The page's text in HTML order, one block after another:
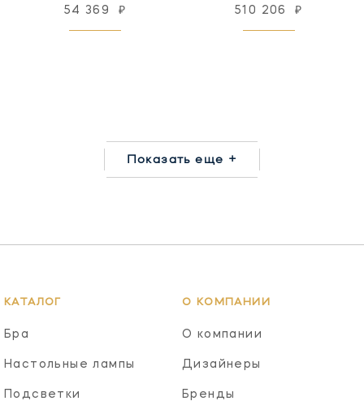
54 369 ₽ 510 206 ₽
Показать еще +
КАТАЛОГ
Бра
Настольные лампы
Подсветки
О КОМПАНИИ
О компании
Дизайнеры
Бренды